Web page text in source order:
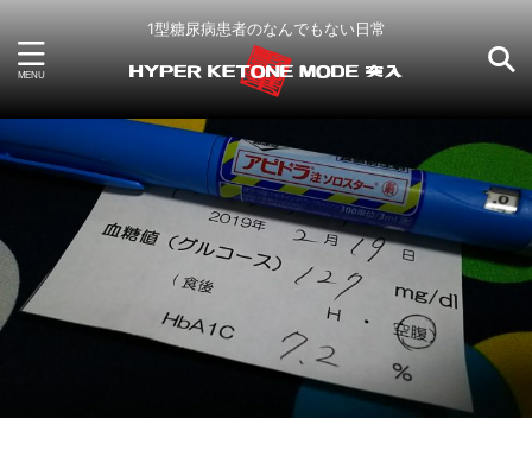
1型糖尿病患者のなんでもない日常